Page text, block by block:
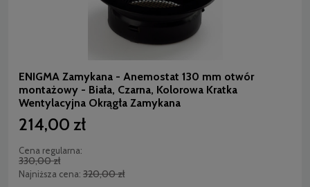
ENIGMA Zamykana - Anemostat 130 mm otwór
montażowy - Biała, Czarna, Kolorowa Kratka
Wentylacyjna Okrągła Zamykana
214,00 zł
Cena regularna:
330,00 zł
Najniższa cena: 320,00 zł